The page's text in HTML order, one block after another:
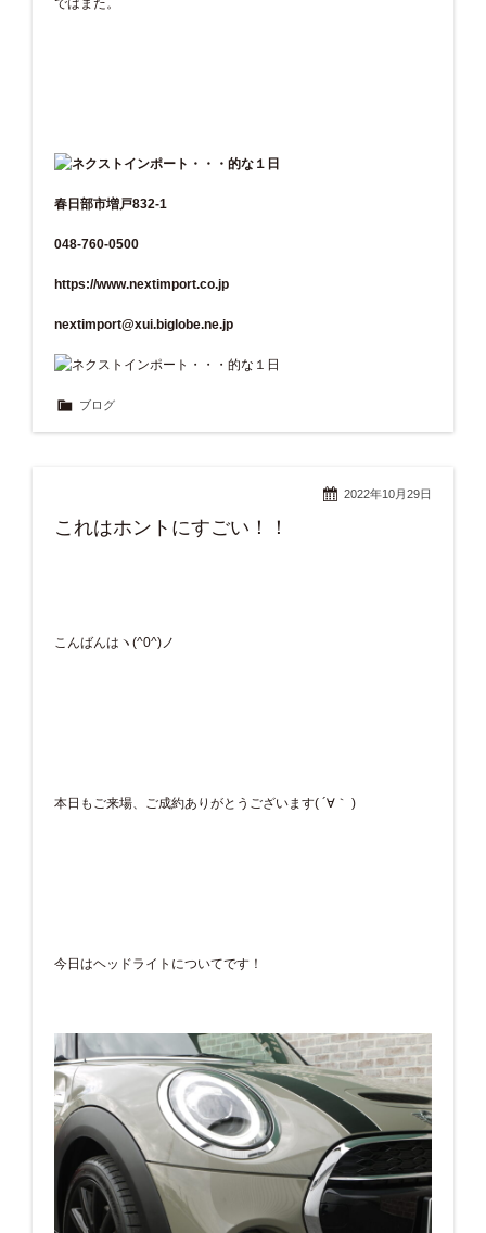
春日部市増戸832-1
048-760-0500
https://www.nextimport.co.jp
nextimport@xui.biglobe.ne.jp
ブログ
2022年10月29日
これはホントにすごい！！
こんばんはヽ(^0^)ノ
本日もご来場、ご成約ありがとうございます( ´∀｀ )
今日はヘッドライトについてです！